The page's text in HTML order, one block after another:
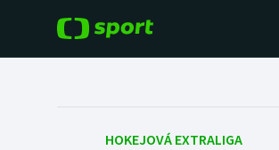
HOKEJOVÁ EXTRALIGA